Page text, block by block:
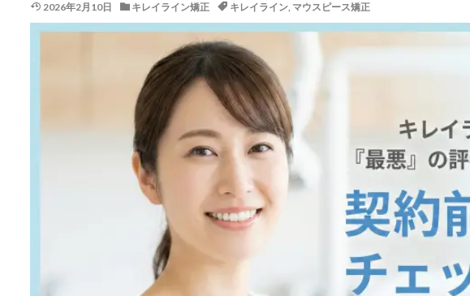
2026年2月10日 キレイライン矯正 キレイライン, マウスピース矯正